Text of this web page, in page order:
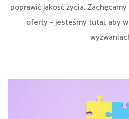
poprawić jakość życia.
oferty – jesteśmy tutaj, aby